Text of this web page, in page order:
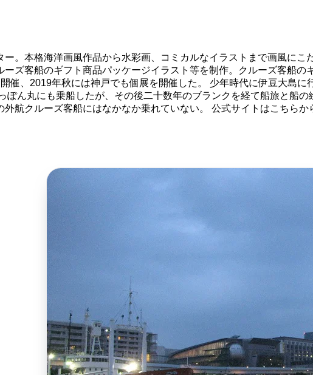
。本格海洋画風作品から水彩画、コミカルなイラストまで画風に
ーズ客船のギフト商品パッケージイラスト等を制作。クルーズ客船
催、2019年秋には神戸でも個展を開催した。 少年時代に伊豆大島
ぽん丸にも乗船したが、その後二十数年のブランクを経て船旅と船
外航クルーズ客船にはなかなか乗れていない。 公式サイトはこちら